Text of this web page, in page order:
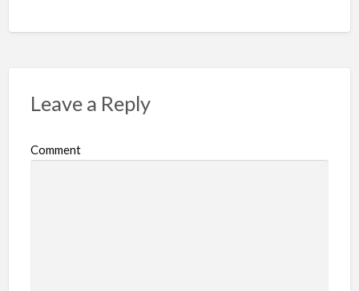
Leave a Reply
Comment